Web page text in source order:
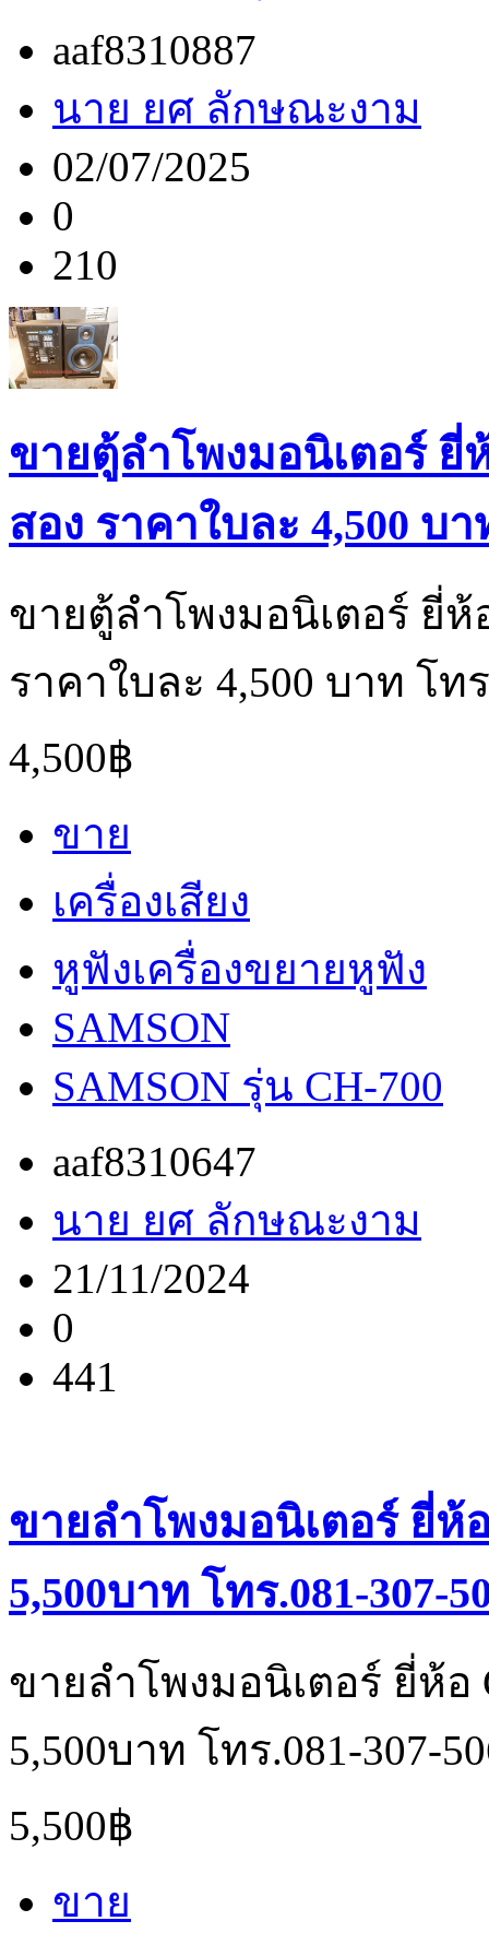
aaf8310887
นาย ยศ ลักษณะงาม
02/07/2025
0
210
ขายตู้ลำโพงมอนิเตอร์ ยี่ห้
สอง ราคาใบละ 4,500 บา
ขายตู้ลำโพงมอนิเตอร์ ยี่ห้อ
ราคาใบละ 4,500 บาท โท
4,500฿
ขาย
เครื่องเสียง
หูฟังเครื่องขยายหูฟัง
SAMSON
SAMSON รุ่น CH-700
aaf8310647
นาย ยศ ลักษณะงาม
21/11/2024
0
441
ขายลำโพงมอนิเตอร์ ยี่ห้
5,500บาท โทร.081-307-
ขายลำโพงมอนิเตอร์ ยี่ห้อ
5,500บาท โทร.081-307-
5,500฿
ขาย